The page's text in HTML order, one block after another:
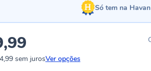
Só tem na Havan
sem jurosVer opções